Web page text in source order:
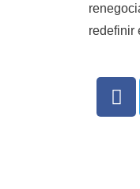
redefinir